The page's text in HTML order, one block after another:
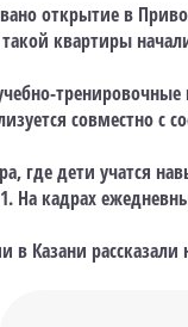
открытие в
квартиры
совместно с
где дети учатся
На кадрах
в Казани